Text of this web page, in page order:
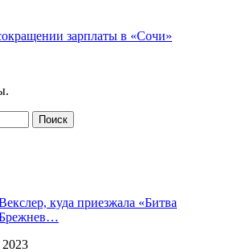
зарплаты в «Сочи»
куда приезжала «Битва
Брежнев…